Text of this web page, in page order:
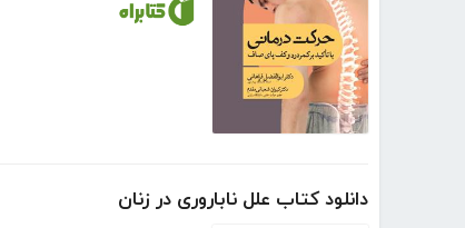
دانلود کتاب علل ناباروری در زنان